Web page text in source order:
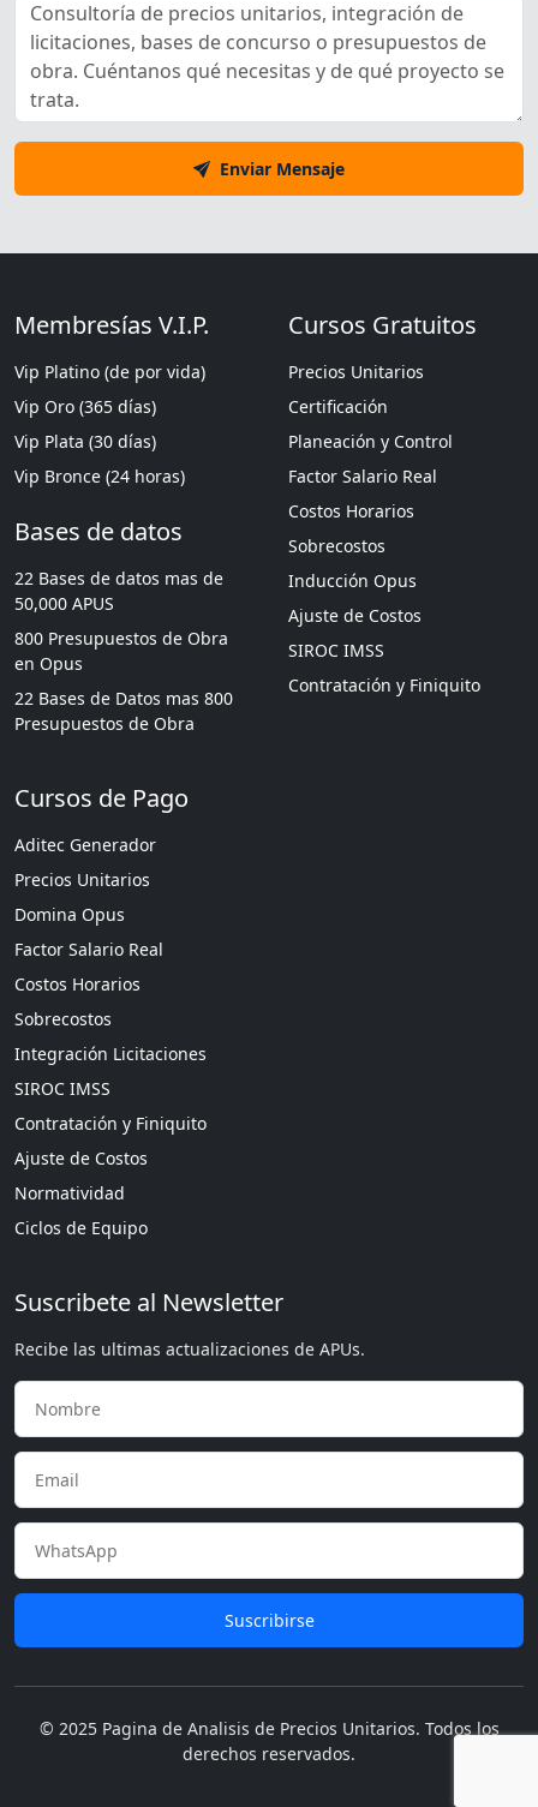
Enviar Mensaje
Membresías V.I.P.
Vip Platino (de por vida)
Vip Oro (365 días)
Vip Plata (30 días)
Vip Bronce (24 horas)
Bases de datos
22 Bases de datos mas de
50,000 APUS
800 Presupuestos de Obra
en Opus
22 Bases de Datos mas 800
Presupuestos de Obra
Cursos Gratuitos
Precios Unitarios
Certificación
Planeación y Control
Factor Salario Real
Costos Horarios
Sobrecostos
Inducción Opus
Ajuste de Costos
SIROC IMSS
Contratación y Finiquito
Cursos de Pago
Aditec Generador
Precios Unitarios
Domina Opus
Factor Salario Real
Costos Horarios
Sobrecostos
Integración Licitaciones
SIROC IMSS
Contratación y Finiquito
Ajuste de Costos
Normatividad
Ciclos de Equipo
Suscribete al Newsletter
Recibe las ultimas actualizaciones de APUs.
Suscribirse
© 2025 Pagina de Analisis de Precios Unitarios. Todos los
derechos reservados.